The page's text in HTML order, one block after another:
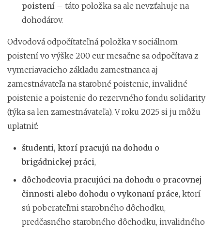
poistení – táto položka sa ale nevzťahuje na
dohodárov.
Odvodová odpočítateľná položka v sociálnom
poistení vo výške 200 eur mesačne sa odpočítava z
vymeriavacieho základu zamestnanca aj
zamestnávateľa na starobné poistenie, invalidné
poistenie a poistenie do rezervného fondu solidarity
(týka sa len zamestnávateľa). V roku 2025 si ju môžu
uplatniť:
študenti, ktorí pracujú na dohodu o
brigádnickej práci,
dôchodcovia pracujúci na dohodu o pracovnej
činnosti alebo dohodu o vykonaní práce, ktorí
sú poberateľmi starobného dôchodku,
predčasného starobného dôchodku, invalidného